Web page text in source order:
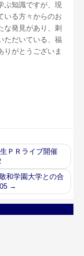
ぶ知識ですが、現
いる方々からのお
な発見があり、刺
ただいている、福
りがとうございま
ＰＲライブ開催
和学園大学との合
→